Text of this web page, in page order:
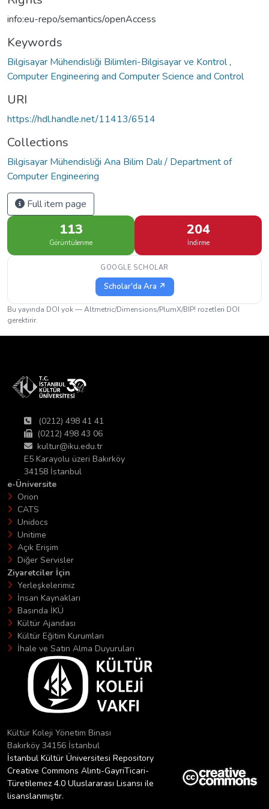
info:eu-repo/semantics/openAccess
Keywords
Bilgisayar Mühendisliği Bilimleri-Bilgisayar ve Kontrol,
Computer Engineering and Computer Science and Control
URI
https://hdl.handle.net/11413/6514
Collections
Bilgisayar Mühendisliği Ana Bilim Dalı / Department of
Computer Engineering
Full item page
113
Görüntülenme
204
İndirme
GOOGLE SCHOLAR
Scholar'da Ara ↗
Bu yayında DOI yok — Altmetric/Dimensions/PlumX/BIP! rozetleri DOI
gerektirir.
(0212) 498 41 41
(0212) 498 43 06
kultur@iku.edu.tr
E5 Karayolu üzeri Bakırköy
34158 İstanbul
e-Üniversite
Orion
CATS
Unidocs
Unitime
Açık Erişim
Diğer Servisler
Ziyaretciler İçin
Yerleşkelerimiz
İnsan Kaynakları
Basında İKÜ
Kültür Ajandası
Kültür Eğitim Kurumları
İhale ve Satın Alma Duyuruları
Kültür Koleji Yönetim Binası
Bakırköy 34156 İstanbul
İstanbul Kültür Üniversitesi Repository
Creative Commons Alıntı-GayriTicari-
Türetilemez 4.0 Uluslararası Lisansı ile
lisanslanmıştır.